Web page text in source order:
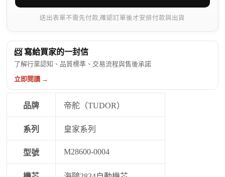
送出表單不需先付款,確認訂單後才安排付款與出貨
📨 寫給買家的一封信
了解行業認知、品質標準、交易流程與售後承諾
立即閱讀 →
品牌 帝舵（TUDOR）
系列 皇家系列
型號 M28600-0004